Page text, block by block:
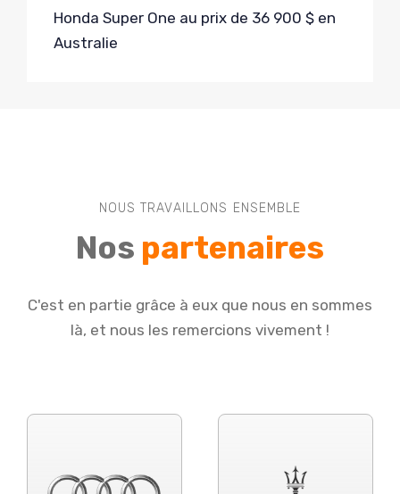
Honda Super One au prix de 36 900 $ en
Australie
NOUS TRAVAILLONS ENSEMBLE
Nos partenaires
C'est en partie grâce à eux que nous en sommes
là, et nous les remercions vivement !